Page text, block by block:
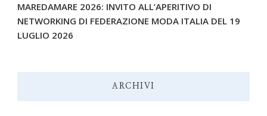
MAREDAMARE 2026: INVITO ALL’APERITIVO DI
NETWORKING DI FEDERAZIONE MODA ITALIA DEL 19
LUGLIO 2026
ARCHIVI